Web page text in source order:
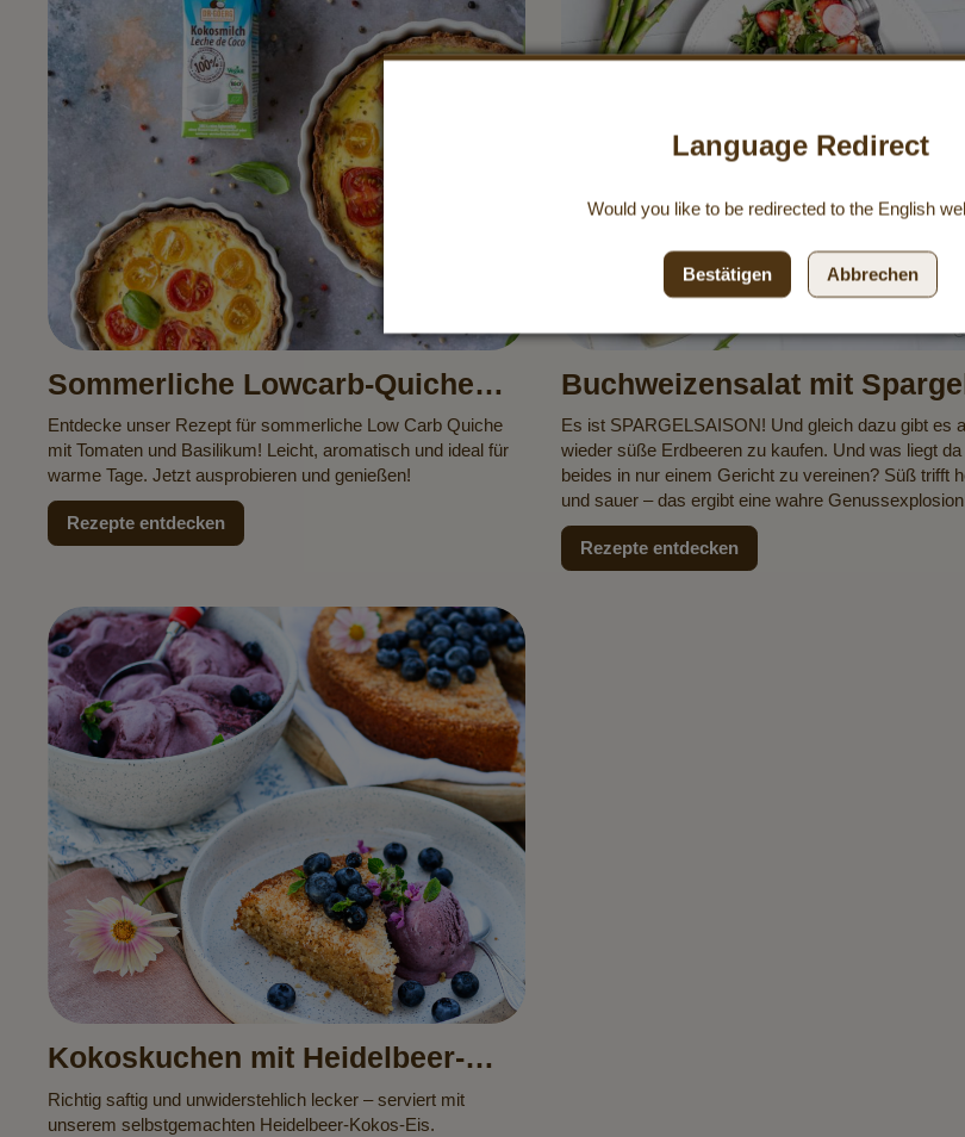
Sommerliche Lowcarb-Quiche
mit Tomaten & Basilikum
Entdecke unser Rezept für sommerliche Low Carb Quiche
mit Tomaten und Basilikum! Leicht, aromatisch und ideal für
warme Tage. Jetzt ausprobieren und genießen!
Rezepte entdecken
Buchweizensalat mit
Erdbeeren
Es ist SPARGELSAISON! Und gleich dazu gibt es
wieder süße Erdbeeren zu kaufen. Und was liegt da
beides in nur einem Gericht zu vereinen? Süß trifft
und sauer – das ergibt eine wahre
Rezepte entdecken
Kokoskuchen mit Heidelbeer-
Kokos-Eis
Richtig saftig und unwiderstehlich lecker – serviert mit
unserem selbstgemachten Heidelbeer-Kokos-Eis.
Language Redirect
Would you like to be redirected to the English
Bestätigen Abbrechen